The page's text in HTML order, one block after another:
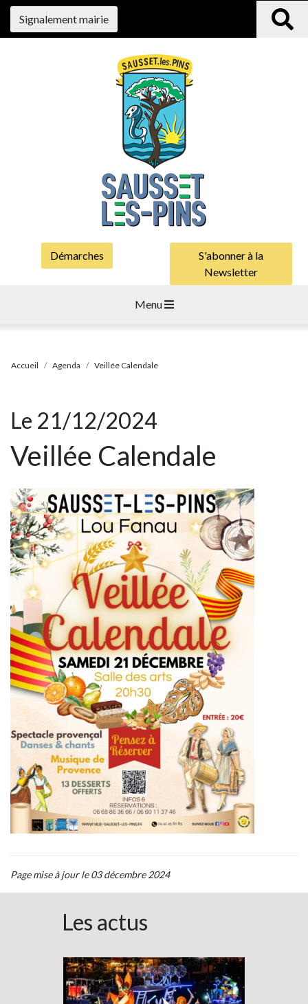
Signalement mairie
Démarches
S'abonner à la
Newsletter
Menu
Accueil Agenda Veillée Calendale
Le 21/12/2024
Veillée Calendale
Page mise à jour le 03 décembre 2024
Les actus